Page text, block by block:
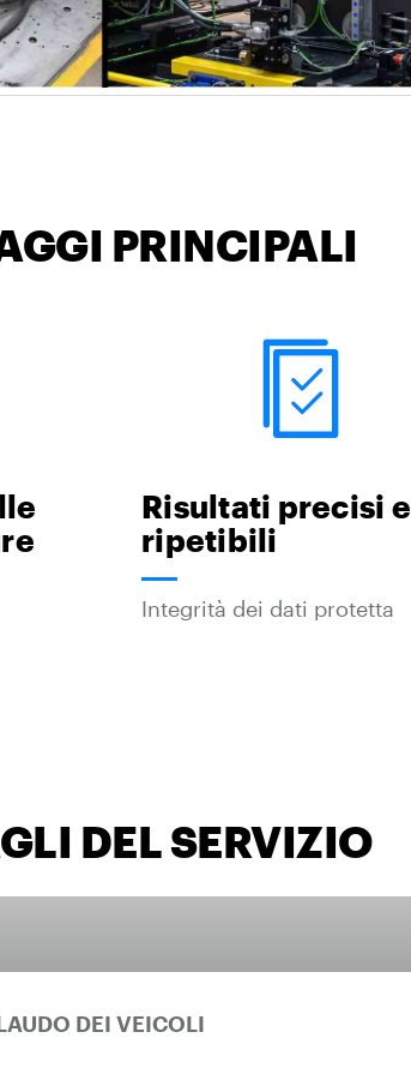
PRINCIPALI
Risultati precisi e
ripetibili
Integrità dei dati protetta
DEL SERVIZIO
DEI VEICOLI